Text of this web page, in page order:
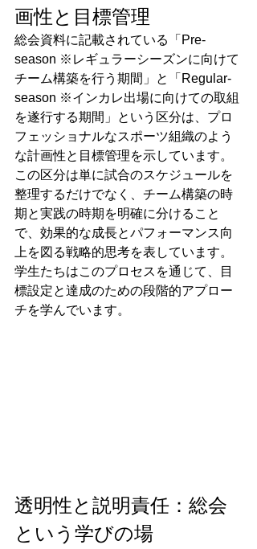
画性と目標管理
総会資料に記載されている「Pre-
season ※レギュラーシーズンに向けて
チーム構築を行う期間」と「Regular-
season ※インカレ出場に向けての取組
を遂行する期間」という区分は、プロ
フェッショナルなスポーツ組織のよう
な計画性と目標管理を示しています。
この区分は単に試合のスケジュールを
整理するだけでなく、チーム構築の時
期と実践の時期を明確に分けること
で、効果的な成長とパフォーマンス向
上を図る戦略的思考を表しています。
学生たちはこのプロセスを通じて、目
標設定と達成のための段階的アプロー
チを学んでいます。
透明性と説明責任：総会
という学びの場